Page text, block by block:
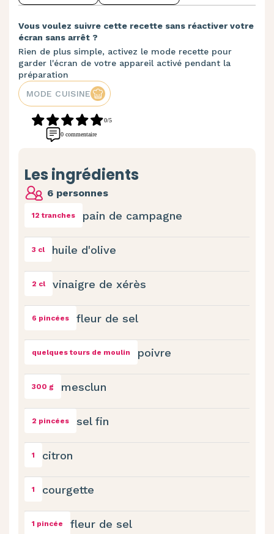
Vous voulez suivre cette recette sans réactiver votre
écran sans arrêt ?
Rien de plus simple, activez le mode recette pour
garder l'écran de votre appareil activé pendant la
préparation
MODE CUISINE
0/5
0 commentaire
Les ingrédients
6 personnes
12 tranches pain de campagne
3 cl huile d'olive
2 cl vinaigre de xérès
6 pincées fleur de sel
quelques tours de moulin poivre
300 g mesclun
2 pincées sel fin
1 citron
1 courgette
1 pincée fleur de sel